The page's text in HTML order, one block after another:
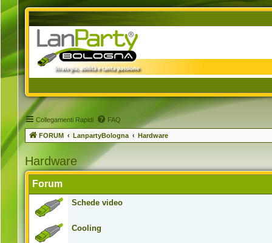
Collegamenti Rapidi FAQ
FORUM LanpartyBologna Hardware
Hardware
Forum
Schede video
Cooling